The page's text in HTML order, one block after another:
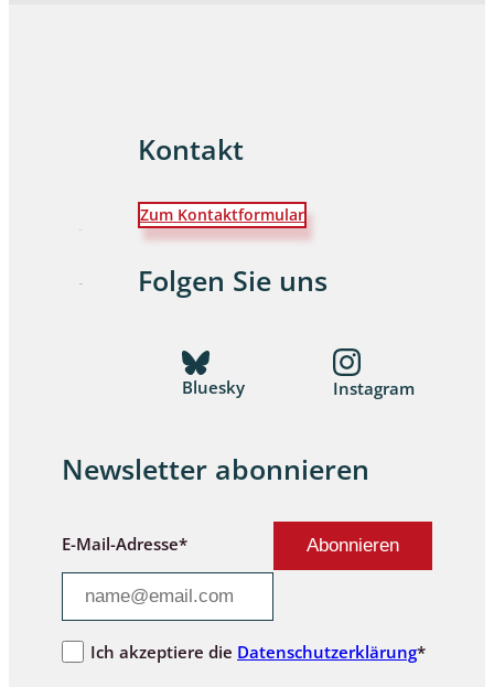
Kontakt
Zum Kontaktformular
Folgen Sie uns
Bluesky Instagram
Newsletter abonnieren
E-Mail-Adresse*
Ich akzeptiere die Datenschutzerklärung*